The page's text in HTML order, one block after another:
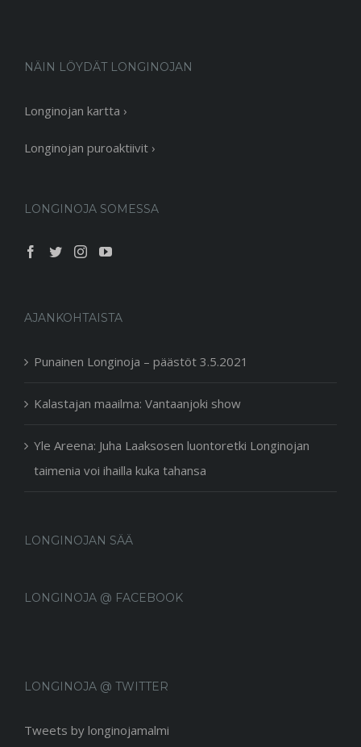
NÄIN LÖYDÄT LONGINOJAN
Longinojan kartta ›
Longinojan puroaktiivit ›
LONGINOJA SOMESSA
AJANKOHTAISTA
Punainen Longinoja – päästöt 3.5.2021
Kalastajan maailma: Vantaanjoki show
Yle Areena: Juha Laaksosen luontoretki Longinojan
taimenia voi ihailla kuka tahansa
LONGINOJAN SÄÄ
LONGINOJA @ FACEBOOK
LONGINOJA @ TWITTER
Tweets by longinojamalmi